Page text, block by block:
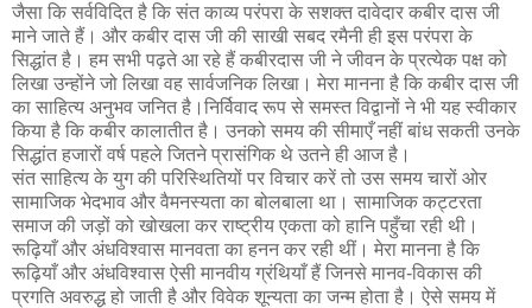
जैसा कि सर्वविदित है कि संत काव्य परंपरा के सशक्त दावेदार कबीर दास जी
माने जाते हैं। और कबीर दास जी की साखी सबद रमैनी ही इस परंपरा के
सिद्धांत है। हम सभी पढ़ते आ रहे हैं कबीरदास जी ने जीवन के प्रत्येक पक्ष को
लिखा उन्होंने जो लिखा वह सार्वजनिक लिखा। मेरा मानना है कि कबीर दास जी
का साहित्य अनुभव जनित है।निर्विवाद रूप से समस्त विद्वानों ने भी यह स्वीकार
किया है कि कबीर कालातीत है। उनको समय की सीमाएँ नहीं बांध सकती उनके
सिद्धांत हजारों वर्ष पहले जितने प्रासंगिक थे उतने ही आज है।
संत साहित्य के युग की परिस्थितियों पर विचार करें तो उस समय चारों ओर
सामाजिक भेदभाव और वैमनस्यता का बोलबाला था। सामाजिक कट्टरता
समाज की जड़ों को खोखला कर राष्ट्रीय एकता को हानि पहुँचा रही थी।
रूढ़ियाँ और अंधविश्वास मानवता का हनन कर रही थीं। मेरा मानना है कि
रूढ़ियाँ और अंधविश्वास ऐसी मानवीय ग्रंथियाँ हैं जिनसे मानव-विकास की
प्रगति अवरुद्ध हो जाती है और विवेक शून्यता का जन्म होता है। ऐसे समय में